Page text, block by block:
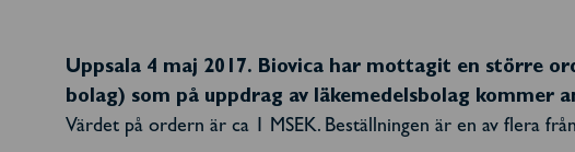
Uppsala 4 maj 2017. Biovica har mottagit en större
bolag) som på uppdrag av läkemedelsbolag kommer
Värdet på ordern är ca 1 MSEK. Beställningen är en av flera